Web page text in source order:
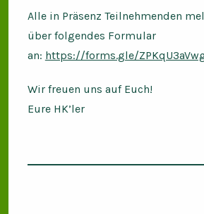
Alle in Präsenz Teilnehmenden
über folgendes Formular
an: https://forms.gle/
Wir freuen uns auf Euch!
Eure HK’ler